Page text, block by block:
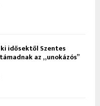
idősektől Szentes
az „unokázós”